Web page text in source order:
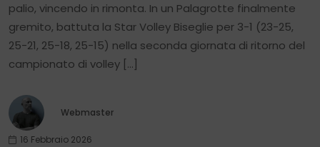
palio, vincendo in rimonta. In un Palagrotte finalmente
gremito, battuta la Star Volley Biseglie per 3-1 (23-25,
25-21, 25-18, 25-15) nella seconda giornata di ritorno del
campionato di volley […]
Webmaster
16 Febbraio 2026